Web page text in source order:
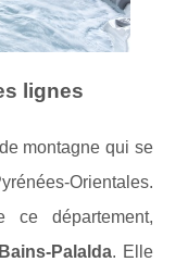
lignes
montagne qui se
Orientales.
ce département,
Palalda. Elle